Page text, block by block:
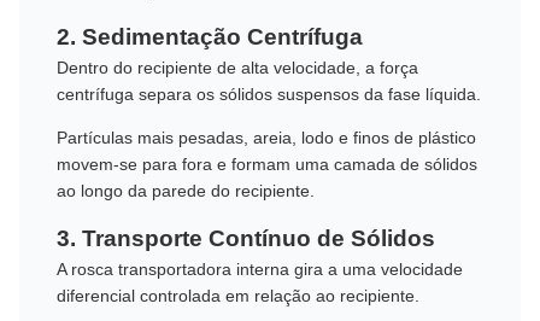
2. Sedimentação Centrífuga
Dentro do recipiente de alta velocidade, a força
centrífuga separa os sólidos suspensos da fase líquida.
Partículas mais pesadas, areia, lodo e finos de plástico
movem-se para fora e formam uma camada de sólidos
ao longo da parede do recipiente.
3. Transporte Contínuo de Sólidos
A rosca transportadora interna gira a uma velocidade
diferencial controlada em relação ao recipiente.